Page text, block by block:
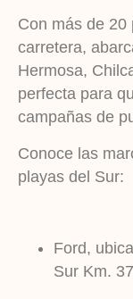
Con más de 20
carretera,
Hermosa,
perfecta para
campañas de
Conoce las
playas del Sur:
Ford,
Sur Km.